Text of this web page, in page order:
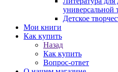
универсальной
Детское
Мои книги
Как купить
Назад
Как купить
Вопрос-ответ